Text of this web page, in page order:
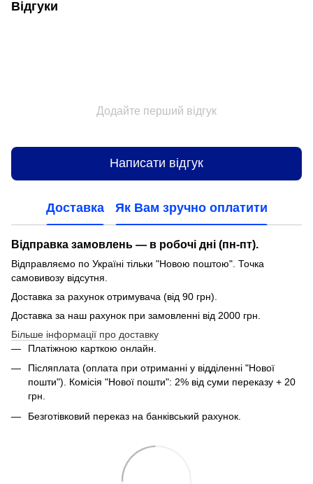
Відгуки
Додайте перший відгук
Написати відгук
Доставка Як Вам зручно оплатити
Відправка замовлень — в робочі дні (пн-пт).
Відправляємо по Україні тільки "Новою поштою". Точка
самовивозу відсутня.
Доставка за рахунок отримувача (від 90 грн).
Доставка за наш рахунок при замовленні від 2000 грн.
Більше інформації про доставку
Платіжною карткою онлайн.
Післяплата (оплата при отриманні у відділенні "Нової
пошти"). Комісія "Нової пошти": 2% від суми переказу + 20
грн.
Безготівковий переказ на банківський рахунок.